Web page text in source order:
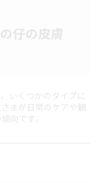
いくつかのタイプに
まが日常のケアや観
向です。